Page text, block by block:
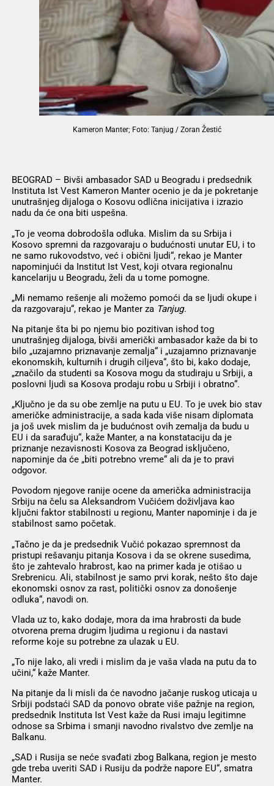
Kameron Manter; Foto: Tanjug / Zoran Žestić
BEOGRAD – Bivši ambasador SAD u Beogradu i predsednik
Instituta Ist Vest Kameron Manter ocenio je da je pokretanje
unutrašnjeg dijaloga o Kosovu odlična inicijativa i izrazio
nadu da će ona biti uspešna.
„To je veoma dobrodošla odluka. Mislim da su Srbija i
Kosovo spremni da razgovaraju o budućnosti unutar EU, i to
ne samo rukovodstvo, već i obični ljudi“, rekao je Manter
napominjući da Institut Ist Vest, koji otvara regionalnu
kancelariju u Beogradu, želi da u tome pomogne.
„Mi nemamo rešenje ali možemo pomoći da se ljudi okupe i
da razgovaraju“, rekao je Manter za Tanjug.
Na pitanje šta bi po njemu bio pozitivan ishod tog
unutrašnjeg dijaloga, bivši američki ambasador kaže da bi to
bilo „uzajamno priznavanje zemalja“ i „uzajamno priznavanje
ekonomskih, kulturnih i drugih ciljeva“, što bi, kako dodaje,
„značilo da studenti sa Kosova mogu da studiraju u Srbiji, a
poslovni ljudi sa Kosova prodaju robu u Srbiji i obratno“.
„Ključno je da su obe zemlje na putu u EU. To je uvek bio stav
američke administracije, a sada kada više nisam diplomata
ja još uvek mislim da je budućnost ovih zemalja da budu u
EU i da sarađuju“, kaže Manter, a na konstataciju da je
priznanje nezavisnosti Kosova za Beograd isključeno,
napominje da će „biti potrebno vreme“ ali da je to pravi
odgovor.
Povodom njegove ranije ocene da američka administracija
Srbiju na čelu sa Aleksandrom Vučićem doživljava kao
ključni faktor stabilnosti u regionu, Manter napominje i da je
stabilnost samo početak.
„Tačno je da je predsednik Vučić pokazao spremnost da
pristupi rešavanju pitanja Kosova i da se okrene susedima,
što je zahtevalo hrabrost, kao na primer kada je otišao u
Srebrenicu. Ali, stabilnost je samo prvi korak, nešto što daje
ekonomski osnov za rast, politički osnov za donošenje
odluka“, navodi on.
Vlada uz to, kako dodaje, mora da ima hrabrosti da bude
otvorena prema drugim ljudima u regionu i da nastavi
reforme koje su potrebne za ulazak u EU.
„To nije lako, ali vredi i mislim da je vaša vlada na putu da to
učini,“ kaže Manter.
Na pitanje da li misli da će navodno jačanje ruskog uticaja u
Srbiji podstaći SAD da ponovo obrate više pažnje na region,
predsednik Instituta Ist Vest kaže da Rusi imaju legitimne
odnose sa Srbima i smanji navodno rivalstvo dve zemlje na
Balkanu.
„SAD i Rusija se neće svađati zbog Balkana, region je mesto
gde treba uveriti SAD i Rusiju da podrže napore EU“, smatra
Manter.